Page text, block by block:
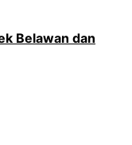
Belawan dan